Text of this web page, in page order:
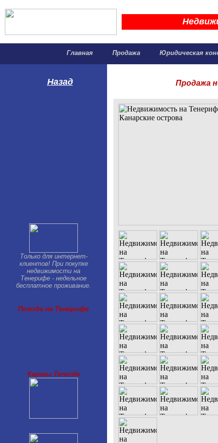
Главная Продажа Юридическая
Назад
Только для интернет-
клиентов! При покупке
недвижимости на
Тенерифе - недельное
бесплатное проживание.
Погода на Тенерифе
Карты Tenerife
Продажа